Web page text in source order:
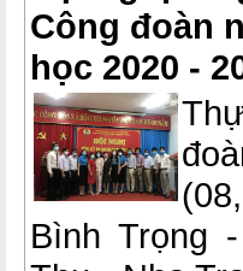
Công đoàn
học 2020 -
Bình Trọng